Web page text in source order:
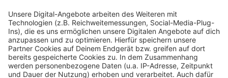
Glückauf-Halle in Sprockhövel
Dresdener Str. 11, 45549 Sprockhövel
Mittwoch, 18. Mai
17 bis 19 Uhr oder